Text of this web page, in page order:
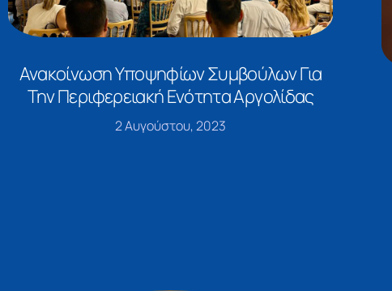
Ανακοίνωση Υποψηφίων Συμβούλων Για
Την Περιφερειακή Ενότητα Αργολίδας
2 Αυγούστου, 2023